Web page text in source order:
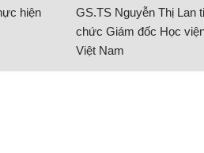
hiện
GS.TS Nguyễn Thị Lan
chức Giám đốc Học
Việt Nam